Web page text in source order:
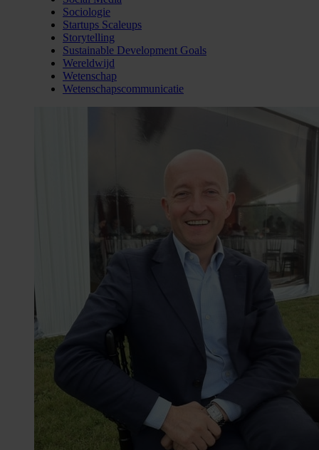
Sociologie
Startups Scaleups
Storytelling
Sustainable Development Goals
Wereldwijd
Wetenschap
Wetenschapscommunicatie